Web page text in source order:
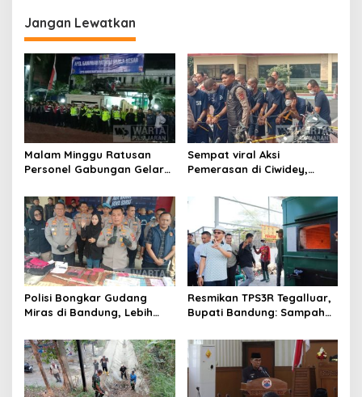
Jangan Lewatkan
Malam Minggu Ratusan
Personel Gabungan Gelar
Besar Kabupaten Bandung
Sempat viral Aksi
Pemerasan di Ciwidey,
Pelaku
Polisi Bongkar Gudang
Miras di Bandung, Lebih
Resmikan TPS3R Tegalluar,
Bupati Bandung: Sampah
Pemerintah